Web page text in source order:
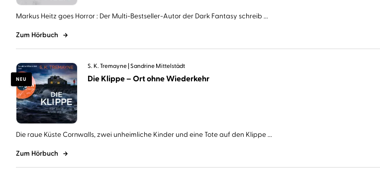
Markus Heitz goes Horror : Der Multi-Bestseller-Autor der Dark Fantasy schreib ...
Zum Hörbuch
NEU
S. K. Tremayne Sandrine Mittelstädt
Die Klippe – Ort ohne Wiederkehr
Die raue Küste Cornwalls, zwei unheimliche Kinder und eine Tote auf den Klippe ...
Zum Hörbuch